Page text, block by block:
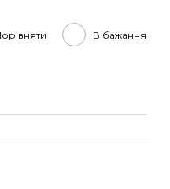
В бажання